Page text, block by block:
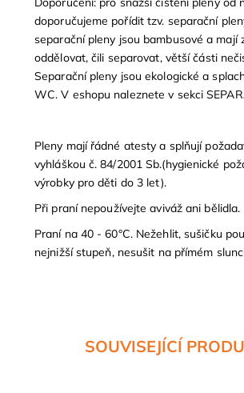
doporučujeme pořídit tzv. separační
separační pleny jsou bambusové a mají
oddělovat, čili separovat, větší části
Separační pleny jsou ekologické a
WC. V eshopu naleznete v sekci
Pleny mají řádné atesty a splňují
vyhláškou č. 84/2001 Sb.(hygienické
výrobky pro děti do 3 let).
Při praní nepoužívejte aviváž ani bělidla.
Praní na 40 - 60°C. Nežehlit, sušičku
nejnižší stupeň, nesušit na přímém
SOUVISEJÍCÍ